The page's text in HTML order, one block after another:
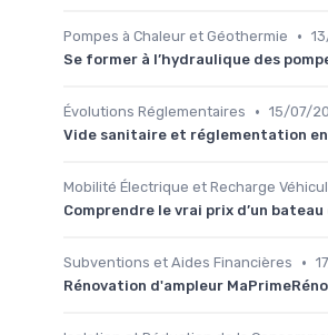
Pompes à Chaleur et Géothermie •
Se former à l’hydraulique des
Évolutions Réglementaires • 15/07/
Vide sanitaire et réglementation
Mobilité Électrique et Recharge
Comprendre le vrai prix d’un
Subventions et Aides Financières •
Rénovation d'ampleur